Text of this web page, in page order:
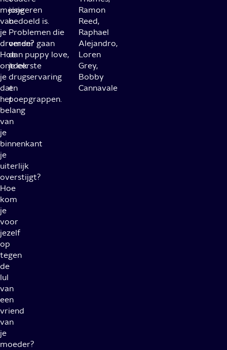
meisje
van
je
dromen?
Hoe
ontdek
je
dat
het
belang
van
je
binnenkant
je
uiterlijk
overstijgt?
Hoe
kom
je
voor
jezelf
op
tegen
de
lul
van
een
vriend
van
je
moeder?
jongeren
bedoeld is.
Problemen die
verder gaan
dan puppy love,
je eerste
drugservaring
en
poepgrappen.
Ramon
Reed,
Raphael
Alejandro,
Loren
Grey,
Bobby
Cannavale